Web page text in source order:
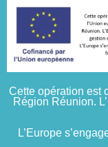
Cette opération est
Région Réunion.
L’Europe